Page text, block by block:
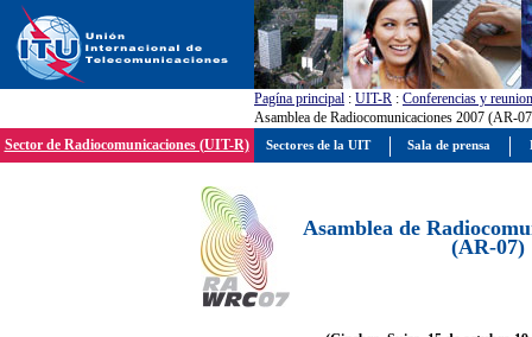
Pagína principal : UIT-R : Conferencias y
Asamblea de Radiocomunicaciones 2007 (AR-
Sector de Radiocomunicaciones (UIT-R)
Asamblea de
(AR-07)
Sectores de la UIT Sala de prensa